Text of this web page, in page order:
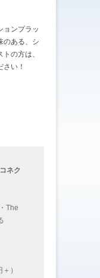
ョンプラッ
のある、シ
の方は、
い！
ネク
The
）